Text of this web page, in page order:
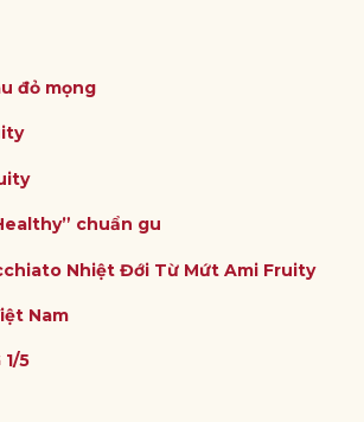
đỏ mọng
chuẩn gu
Nhiệt Đới Từ Mứt Ami Fruity
Nam
1/5